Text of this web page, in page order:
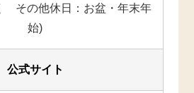
その他休日：お盆・年末年
始)
公式サイト